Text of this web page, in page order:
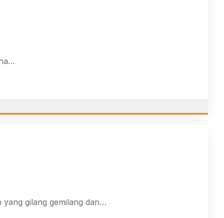
yang gilang gemilang dan…